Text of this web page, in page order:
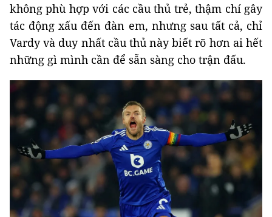
không phù hợp với các cầu thủ trẻ, thậm chí gây
tác động xấu đến đàn em, nhưng sau tất cả, chỉ
Vardy và duy nhất cầu thủ này biết rõ hơn ai hết
những gì mình cần để sẵn sàng cho trận đấu.